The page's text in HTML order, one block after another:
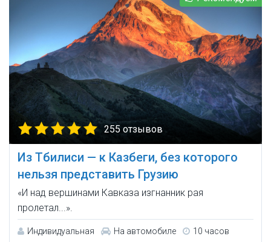
255 отзывов
Из Тбилиси — к Казбеги, без которого
нельзя представить Грузию
«И над вершинами Кавказа изгнанник рая
пролетал...».
Индивидуальная На автомобиле 10 часов